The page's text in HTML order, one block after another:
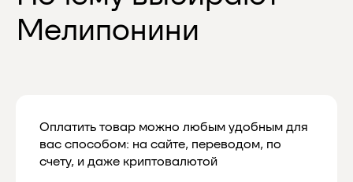
Оплатить товар можно любым удобным для
вас способом: на сайте, переводом, по
счету, и даже криптовалютой
о скидках и новинках